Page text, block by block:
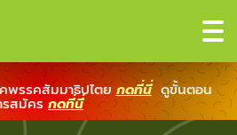
พรรคสัมมาธิปไตย กดที่นี่ ดูขั้นตอน
รสมัครกดที่นี่